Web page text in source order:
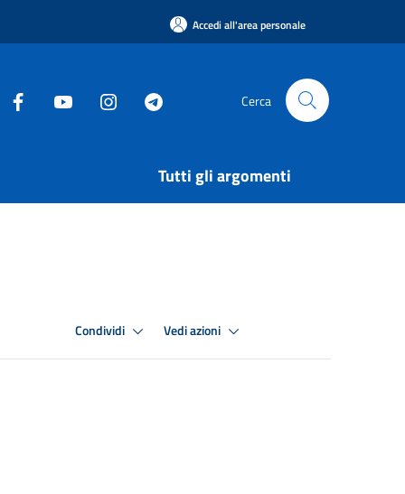
Accedi all'area personale
Cerca
Tutti gli argomenti
Condividi Vedi azioni